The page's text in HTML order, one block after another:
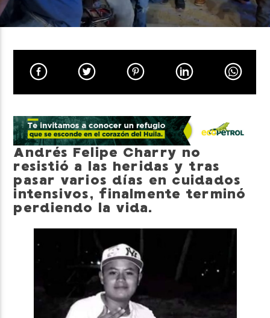
CANCIÓN ACTUAL
TÍTULO
Neiva Estereo
Andrés Felipe Charry no
resistió a las heridas y tras
pasar varios días en cuidados
intensivos, finalmente terminó
perdiendo la vida.